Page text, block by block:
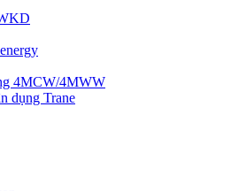
4MCW/4MWW
dụng Trane